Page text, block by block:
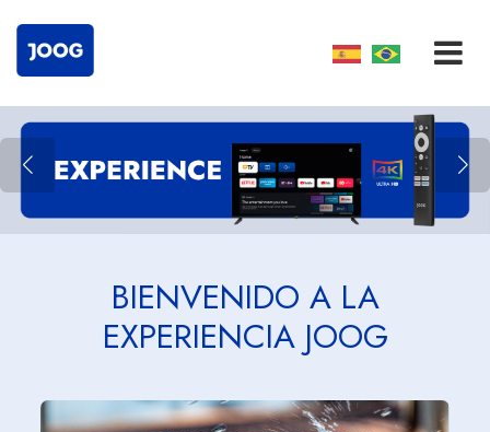
BIENVENIDO A LA
EXPERIENCIA JOOG